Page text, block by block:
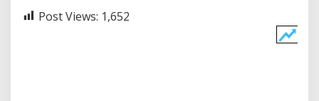
Post Views: 1,652